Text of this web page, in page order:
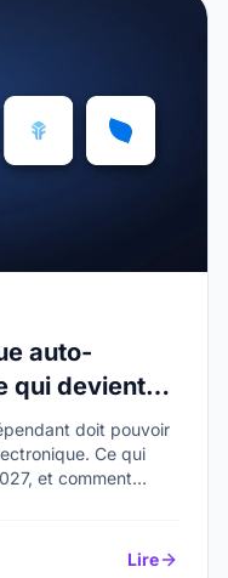
auto-
qui devient
et quelle
doit pouvoir
Ce qui
et comment
Lire